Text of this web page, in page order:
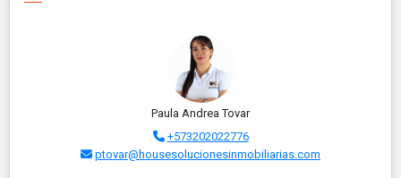
Paula Andrea Tovar
+573202022776
ptovar@housesolucionesinmobiliarias.com